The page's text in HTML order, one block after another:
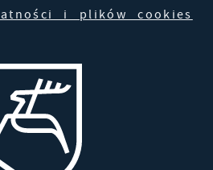
i plików cookies